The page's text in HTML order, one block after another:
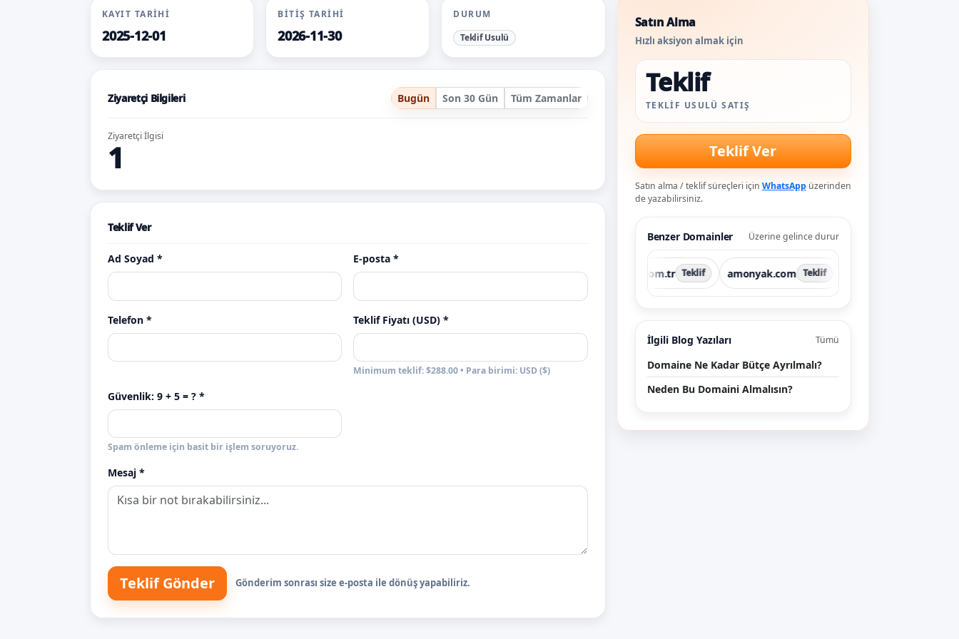
KAYIT TARIHI
2025-12-01
BITIŞ TARIHI
2026-11-30
DURUM
Teklif Usulü
Ziyaretçi Bilgileri Bugün Son 30 Gün Tüm Zamanlar
Ziyaretçi İlgisi
1
Teklif Ver
Ad Soyad * E-posta *
Telefon * Teklif Fiyatı (USD) *
Minimum teklif: $288.00 • Para birimi: USD ($)
Güvenlik: 9 + 5 = ? *
Spam önleme için basit bir işlem soruyoruz.
Mesaj *
Teklif Gönder Gönderim sonrası size e-posta ile dönüş yapabiliriz.
Satın Alma
Hızlı aksiyon almak için
Teklif
TEKLIF USULÜ SATIŞ
Teklif Ver
Satın alma / teklif süreçleri için WhatsAppüzerinden
de yazabilirsiniz.
Benzer Domainler Üzerine gelince durur
abonman.com.tr Teklif acilisorganizasyonu.com Teklif agop.com.tr Teklif amonyak.com Teklif catal.com.tr
İlgili Blog Yazıları Tümü
Domaine Ne Kadar Bütçe Ayrılmalı?
Neden Bu Domaini Almalısın?